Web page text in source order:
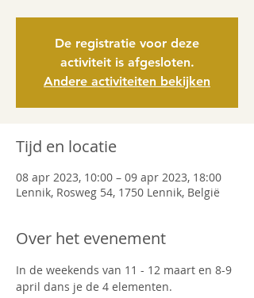
De registratie voor deze
activiteit is afgesloten.
Andere activiteiten bekijken
Tijd en locatie
08 apr 2023, 10:00 – 09 apr 2023, 18:00
Lennik, Rosweg 54, 1750 Lennik, België
Over het evenement
In de weekends van 11 - 12 maart en 8-9
april dans je de 4 elementen.